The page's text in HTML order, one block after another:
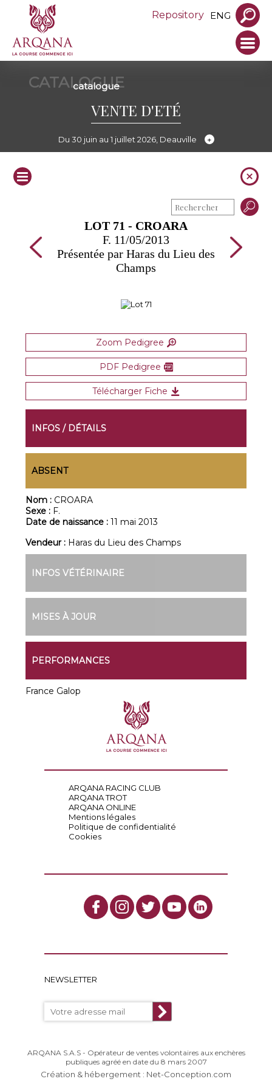
Repository ENG
CATALOGUE
catalogue
VENTE D'ETÉ
Du 30 juin au 1 juillet 2026, Deauville
LOT 71 - CROARA
F. 11/05/2013
Présentée par Haras du Lieu des
Champs
Zoom Pedigree
PDF Pedigree
Télécharger Fiche
INFOS / DÉTAILS
ABSENT
Nom : CROARA
Sexe : F.
Date de naissance :11 mai 2013
Vendeur : Haras du Lieu des Champs
INFOS VÉTÉRINAIRE
MISES À JOUR
PERFORMANCES
France Galop
ARQANA RACING CLUB
ARQANA TROT
ARQANA ONLINE
Mentions légales
Politique de confidentialité
Cookies
NEWSLETTER
ARQANA S.A.S - Opérateur de ventes volontaires aux enchères
publiques agréé en date du 8 mars 2007
Création & hébergement : Net-Conception.com